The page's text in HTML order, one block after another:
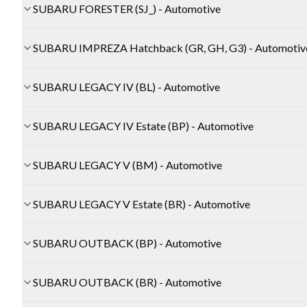
SUBARU FORESTER (SJ_) - Automotive
SUBARU IMPREZA Hatchback (GR, GH, G3) -
SUBARU LEGACY IV (BL) - Automotive
SUBARU LEGACY IV Estate (BP) - Automotive
SUBARU LEGACY V (BM) - Automotive
SUBARU LEGACY V Estate (BR) - Automotive
SUBARU OUTBACK (BP) - Automotive
SUBARU OUTBACK (BR) - Automotive